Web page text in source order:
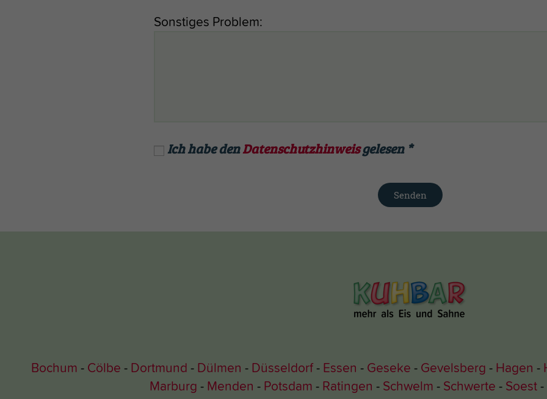
Sonstiges Problem:
Ich habe denDatenschutzhinweisgelesen *
Senden
Bochum Cölbe Dortmund Dülmen Düsseldorf Essen Geseke Gevelsberg Hagen
Marburg
Menden Potsdam Ratingen Schwelm Schwerte Soest